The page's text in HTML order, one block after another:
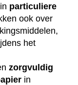
particuliere
ook over
het
zorgvuldig
in